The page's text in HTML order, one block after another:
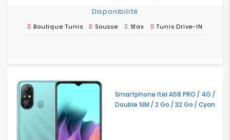
Disponibilité
Boutique Tunis Sousse Sfax Tunis Drive-IN
Smartphone Itel A58 PRO / 4G /
Double SIM / 2 Go / 32 Go / Cyan